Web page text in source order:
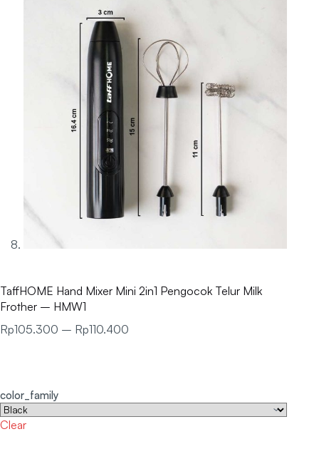
TaffHOME Hand Mixer Mini 2in1 Pengocok Telur Milk
Frother – HMW1
Rp105.300 – Rp110.400
color_family
Clear